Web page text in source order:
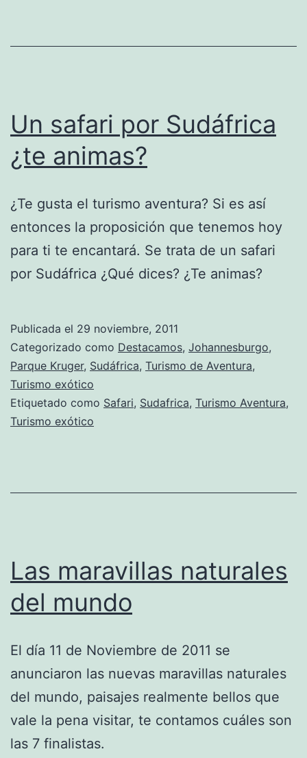
Un safari por Sudáfrica
¿te animas?
¿Te gusta el turismo aventura? Si es así
entonces la proposición que tenemos hoy
para ti te encantará. Se trata de un safari
por Sudáfrica ¿Qué dices? ¿Te animas?
Publicada el 29 noviembre, 2011
Categorizado como Destacamos, Johannesburgo,
Parque Kruger, Sudáfrica, Turismo de Aventura,
Turismo exótico
Etiquetado como Safari, Sudafrica, Turismo Aventura,
Turismo exótico
Las maravillas naturales
del mundo
El día 11 de Noviembre de 2011 se
anunciaron las nuevas maravillas naturales
del mundo, paisajes realmente bellos que
vale la pena visitar, te contamos cuáles son
las 7 finalistas.